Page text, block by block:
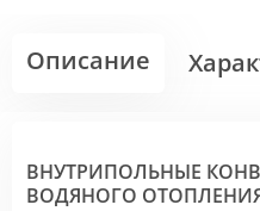
Описание
ВНУТРИПОЛЬНЫЕ
ВОДЯНОГО